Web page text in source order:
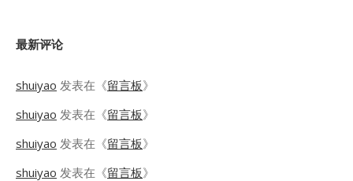
最新评论
shuiyao 发表在《留言板》
shuiyao 发表在《留言板》
shuiyao 发表在《留言板》
shuiyao 发表在《留言板》